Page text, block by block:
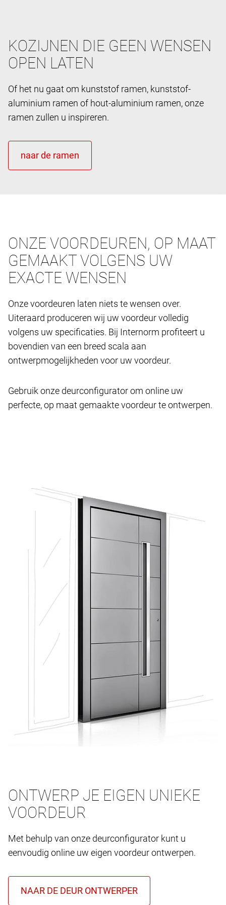
KOZIJNEN DIE GEEN WENSEN
OPEN LATEN
Of het nu gaat om kunststof ramen, kunststof-
aluminium ramen of hout-aluminium ramen, onze
ramen zullen u inspireren.
ONZE VOORDEUREN, OP MAAT
GEMAAKT VOLGENS UW
EXACTE WENSEN
Onze voordeuren laten niets te wensen over.
Uiteraard produceren wij uw voordeur volledig
volgens uw specificaties. Bij Internorm profiteert u
bovendien van een breed scala aan
ontwerpmogelijkheden voor uw voordeur.
Gebruik onze deurconfigurator om online uw
perfecte, op maat gemaakte voordeur te ontwerpen.
ONTWERP JE EIGEN UNIEKE
VOORDEUR
Met behulp van onze deurconfigurator kunt u
eenvoudig online uw eigen voordeur ontwerpen.